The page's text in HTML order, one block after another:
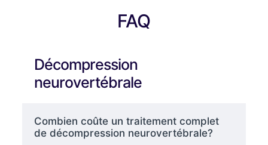
FAQ
Décompression
neurovertébrale
Combien coûte un traitement complet
de décompression neurovertébrale?